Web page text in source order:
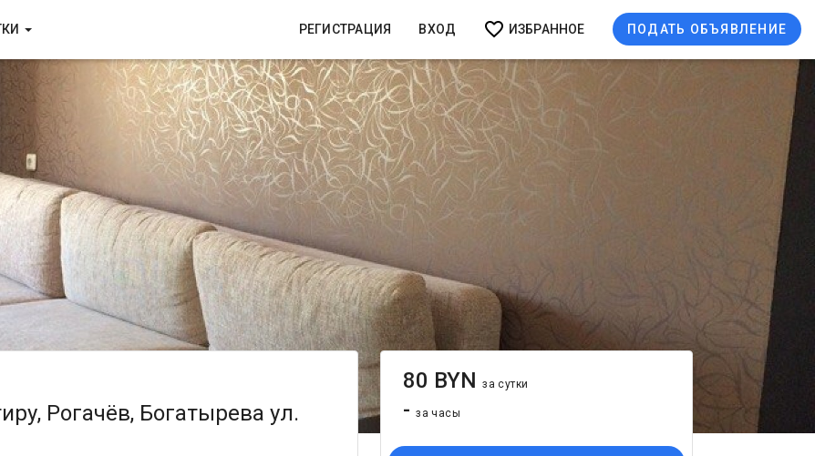
РЕГИСТРАЦИЯ ВХОД ИЗБРАННОЕ ПОДАТЬ ОБЪЯВЛЕНИЕ
Рогачёв, Богатырева ул.
80 BYNза сутки
-за часы